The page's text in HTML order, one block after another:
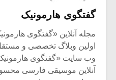
گفتگوی هارمونیک
اولین وبلاگ تخصصی و
وب سایت «گفتگوی
آنلاین موسیقی فارسی